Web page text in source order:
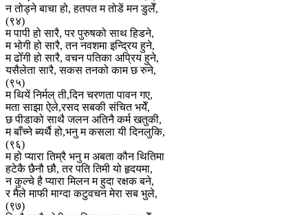
न तोड्ने बाचा हो, हतपत म तोडें मन डुलेँ,
(९४)
म पापी हो सारै, पर पुरुषको साथ हिडने,
म भोगी हो सारै, तन नवशमा इन्द्रिय हुने,
म ढोँगी हो सारै, वचन पतिका अप्रिय हुने,
यसैलेता सारै, सकस तनको काम छ रुने,
(९५)
म थियें निर्मल् ती,दिन चरणता पावन गए,
मता साझा ऐले,रसद सबकी संचित भयेँ,
छ पीडाको साथै जलन अतिनै कर्म खतुकी,
म बाँच्ने ब्यर्थै हो,भनु म कसला यी दिनलुकि,
(९६)
म हो प्यारा तिम्रै भनु म अबता कौन थितिमा
हटेकै छैनौ छौ, तर पति तिमी यो हृदयमा,
न कुल्चे है प्यारा मिलन म हुदा रक्षक बने,
र मैले माफी माग्दा कटुवचन मेरा सब भुले,
(९७)